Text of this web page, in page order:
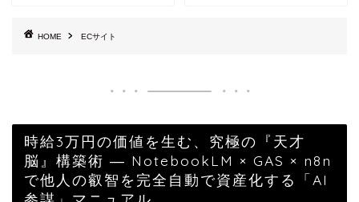
HOME ECサイト
時給3万円の価値を生む、究極の『天才
脳』構築術 ― NotebookLM × GAS × n8n
で他人の叡智を完全自動で資産化する「AI